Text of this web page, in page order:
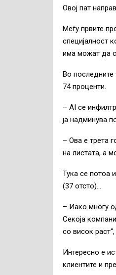
Овој пат
Меѓу првите
специјалност
има можат да
Во последните
74 проценти.
– AI се
ја надминува
– Ова е трета
на листата, а
Тука се потоа
(37 отсто)…
– Иако многу
Секоја
со висок
Интересно е
клиентите и